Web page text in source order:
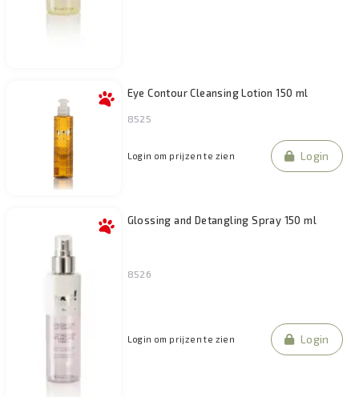
Eye Contour Cleansing Lotion 150 ml
8525
Login om prijzen te zien Login
Glossing and Detangling Spray 150 ml
8526
Login om prijzen te zien Login